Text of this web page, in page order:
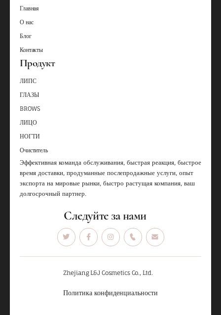
Главная
О нас
Блог
Контакты
Продукт
ЛИПС
ГЛАЗЫ
BROWS
ЛИЦО
НОГТИ
Очиститель
Эффективная команда обслуживания, быстрая реакция, быстрое
время доставки, продуманные послепродажные услуги, опыт
экспорта на мировые рынки, быстро растущая компания, ваш
долгосрочный партнер.
Следуйте за нами
Zhejiang L&J Cosmetics Co., Ltd.
Политика конфиденциальности